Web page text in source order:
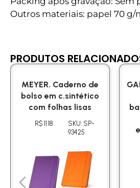
Outros materiais: papel 70 g/
PRODUTOS
MEYER. Caderno de
bolso em c.sintético
com folhas lisas
R$ 11.18
SKU: SP-
93425